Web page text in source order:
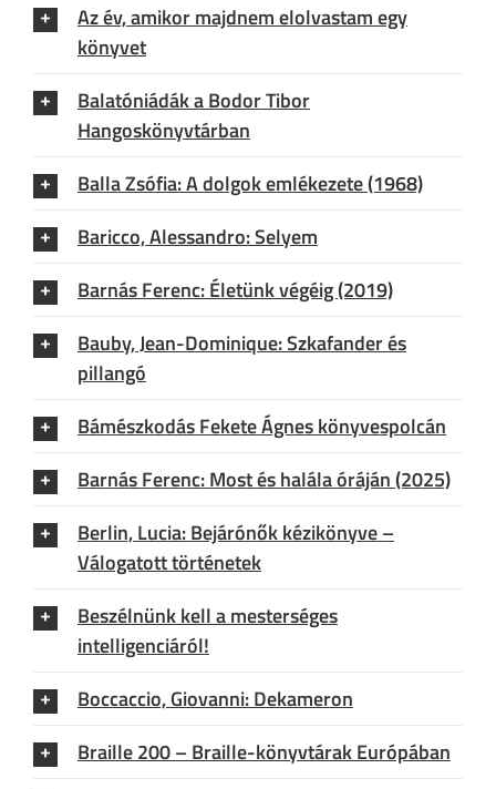
Az év, amikor majdnem elolvastam egy
könyvet
Balatóniádák a Bodor Tibor
Hangoskönyvtárban
Balla Zsófia: A dolgok emlékezete (1968)
Baricco, Alessandro: Selyem
Barnás Ferenc: Életünk végéig (2019)
Bauby, Jean-Dominique: Szkafander és
pillangó
Bámészkodás Fekete Ágnes könyvespolcán
Barnás Ferenc: Most és halála óráján (2025)
Berlin, Lucia: Bejárónők kézikönyve –
Válogatott történetek
Beszélnünk kell a mesterséges
intelligenciáról!
Boccaccio, Giovanni: Dekameron
Braille 200 – Braille-könyvtárak Európában